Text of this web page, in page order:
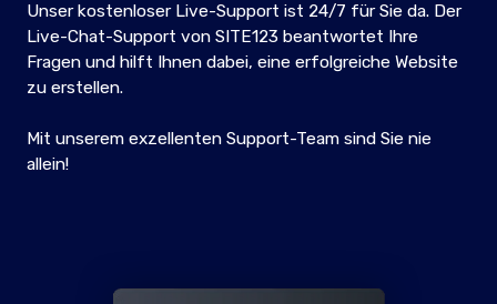
Unser kostenloser Live-Support ist 24/7 für Sie da. Der
Live-Chat-Support von SITE123 beantwortet Ihre
Fragen und hilft Ihnen dabei, eine erfolgreiche Website
zu erstellen.
Mit unserem exzellenten Support-Team sind Sie nie
allein!